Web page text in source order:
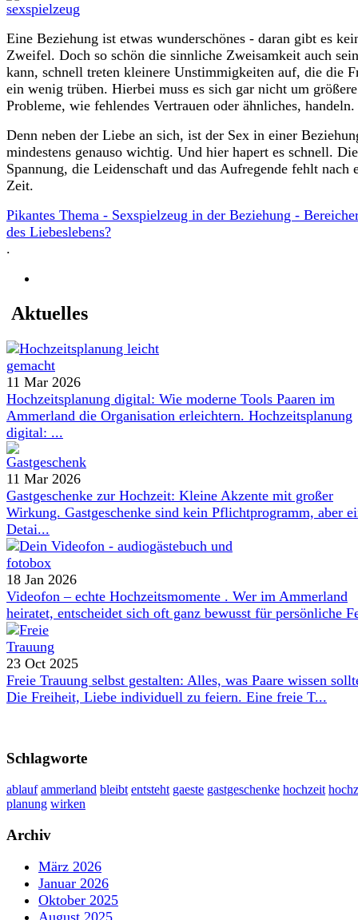
Eine Beziehung ist etwas wunderschönes - daran gibt es
Zweifel. Doch so schön die sinnliche Zweisamkeit auch sein
kann, schnell treten kleinere Unstimmigkeiten auf, die die
ein wenig trüben. Hierbei muss es sich gar nicht um größere
Probleme, wie fehlendes Vertrauen oder ähnliches, handeln.
Denn neben der Liebe an sich, ist der Sex in einer
mindestens genauso wichtig. Und hier hapert es schnell. Die
Spannung, die Leidenschaft und das Aufregende fehlt nach
Zeit.
Pikantes Thema - Sexspielzeug in der Beziehung -
des Liebeslebens?
.
Aktuelles
11 Mar 2026
Hochzeitsplanung digital: Wie moderne Tools Paaren im
Ammerland die Organisation erleichtern. Hochzeitsplanung
digital: ...
11 Mar 2026
Gastgeschenke zur Hochzeit: Kleine Akzente mit großer
Wirkung. Gastgeschenke sind kein Pflichtprogramm, aber
Detai...
18 Jan 2026
Videofon – echte Hochzeitsmomente . Wer im Ammerland
heiratet, entscheidet sich oft ganz bewusst für persönliche
23 Oct 2025
Freie Trauung selbst gestalten: Alles, was Paare wissen
Die Freiheit, Liebe individuell zu feiern. Eine freie T...
Schlagworte
ablauf ammerland bleibt entsteht gaeste gastgeschenke hochzeit
planung wirken
Archiv
März 2026
Januar 2026
Oktober 2025